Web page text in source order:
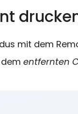
mit dem
entfernten